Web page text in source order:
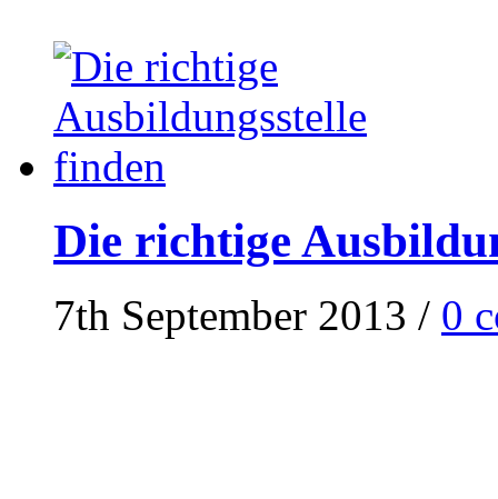
Die richtige
7th September 2013 / 0